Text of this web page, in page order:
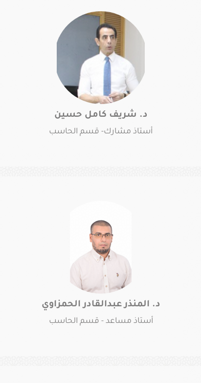
د. شريف كامل حسين
أستاذ مشارك- قسم الحاسب
د. المنذر عبدالقادر الحمزاوي
أستاذ مساعد - قسم الحاسب